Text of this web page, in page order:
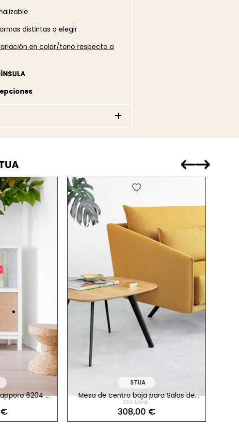
distintas a elegir
en color/tono respecto a
6204 W
STUA
Mesa de centro baja para Salas de
Espera Solapa de Stua
350 Unid.
308,00 €
favorite